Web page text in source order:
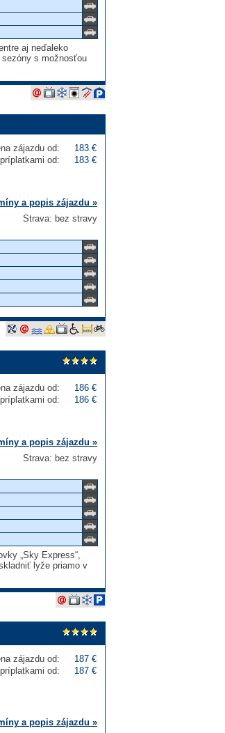
aj neďaleko
s možnosťou
zájazdu od:
183 €
od:
183 €
a popis zájazdu »
Strava: bez stravy
zájazdu od:
186 €
od:
186 €
a popis zájazdu »
Strava: bez stravy
„Sky Express“,
lyže priamo v
zájazdu od:
187 €
od:
187 €
a popis zájazdu »